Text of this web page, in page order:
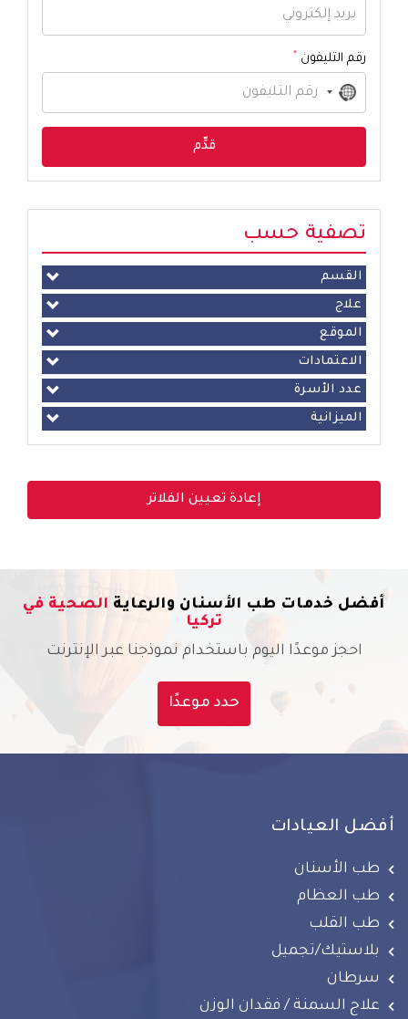
رقم التليفون *
No
country
تصفية حسب
القسم
علاج
الموقع
الاعتمادات
عدد الأسرة
الميزانية
إعادة تعيين الفلاتر
أفضل خدمات طب الأسنان والرعاية الصحية في
تركيا
احجز موعدًا اليوم باستخدام نموذجنا عبر الإنترنت
حدد موعدًا
أفضل العيادات
طب الأسنان
طب العظام
طب القلب
بلاستيك/تجميل
سرطان
علاج السمنة / فقدان الوزن